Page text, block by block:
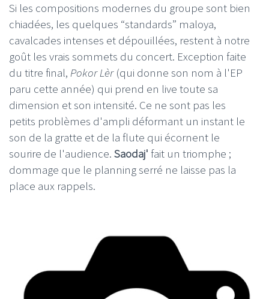
Si les compositions modernes du groupe sont bien
chiadées, les quelques “standards” maloya,
cavalcades intenses et dépouillées, restent à notre
goût les vrais sommets du concert. Exception faite
du titre final, Pokor Lèr (qui donne son nom à l'EP
paru cette année) qui prend en live toute sa
dimension et son intensité. Ce ne sont pas les
petits problèmes d'ampli déformant un instant le
son de la gratte et de la flute qui écornent le
sourire de l'audience. Saodaj' fait un triomphe ;
dommage que le planning serré ne laisse pas la
place aux rappels.